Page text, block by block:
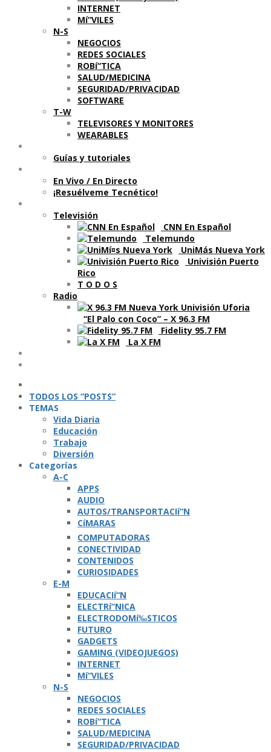
INTERNET
Mí“VILES
N-S
NEGOCIOS
REDES SOCIALES
ROBí“TICA
SALUD/MEDICINA
SEGURIDAD/PRIVACIDAD
SOFTWARE
T-W
TELEVISORES Y MONITORES
WEARABLES
Guí­as y tutoriales
En Vivo / En Directo
¡Resuélveme Tecnético!
Televisión
CNN En Español
Telemundo
UniMás Nueva York
Univisión Puerto
Rico
T O D O S
Radio
“El Palo con Coco” – X 96.3 FM
Fidelity 95.7 FM
La X FM
TODOS LOS “POSTS”
TEMAS
Vida Diaria
Educación
Trabajo
Diversión
Categorí­as
A-C
APPS
AUDIO
AUTOS/TRANSPORTACIí“N
CíMARAS
COMPUTADORAS
CONECTIVIDAD
CONTENIDOS
CURIOSIDADES
E-M
EDUCACIí“N
ELECTRí“NICA
ELECTRODOMí‰STICOS
FUTURO
GADGETS
GAMING (VIDEOJUEGOS)
INTERNET
Mí“VILES
N-S
NEGOCIOS
REDES SOCIALES
ROBí“TICA
SALUD/MEDICINA
SEGURIDAD/PRIVACIDAD